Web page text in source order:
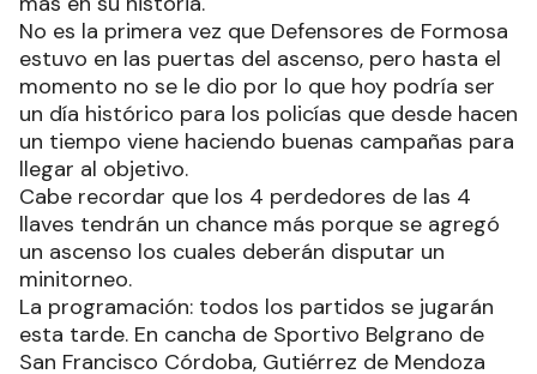
No es la primera vez que Defensores de Formosa
estuvo en las puertas del ascenso, pero hasta el
momento no se le dio por lo que hoy podría ser
un día histórico para los policías que desde hacen
un tiempo viene haciendo buenas campañas para
llegar al objetivo.
Cabe recordar que los 4 perdedores de las 4
llaves tendrán un chance más porque se agregó
un ascenso los cuales deberán disputar un
minitorneo.
La programación: todos los partidos se jugarán
esta tarde. En cancha de Sportivo Belgrano de
San Francisco Córdoba, Gutiérrez de Mendoza